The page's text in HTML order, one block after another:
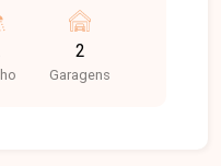
2
Garagens